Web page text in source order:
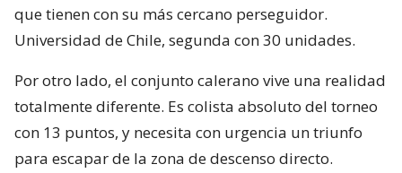
que tienen con su más cercano perseguidor.
Universidad de Chile, segunda con 30 unidades.
Por otro lado, el conjunto calerano vive una realidad
totalmente diferente. Es colista absoluto del torneo
con 13 puntos, y necesita con urgencia un triunfo
para escapar de la zona de descenso directo.